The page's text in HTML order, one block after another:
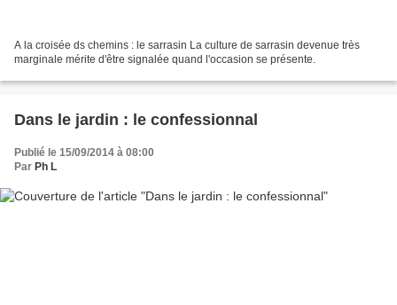
A la croisée ds chemins : le sarrasin La culture de sarrasin devenue très
marginale mérite d'être signalée quand l'occasion se présente.
Dans le jardin : le confessionnal
Publié le 15/09/2014 à 08:00
Par Ph L